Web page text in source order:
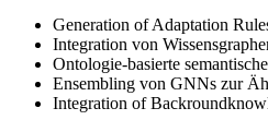
Generation of Adaptation
Integration von
Ontologie-basierte
Ensembling von GNNs zur
Integration of